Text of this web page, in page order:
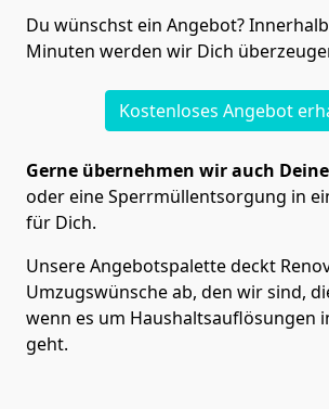
Du wünschst ein Angebot?
Minuten werden wir Dich
Kostenloses Angebot
Gerne übernehmen wir auch Deine
oder eine Sperrmüllentsorgung in
für Dich.
Unsere Angebotspalette deckt
Umzugswünsche ab, den wir sind,
wenn es um Haushaltsauflösungen
geht.